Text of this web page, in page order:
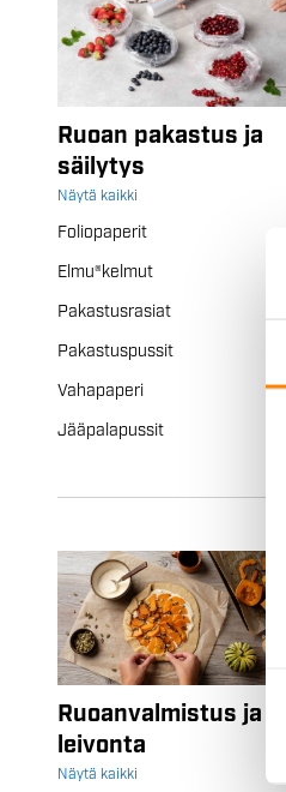
Ruoan pakastus ja
säilytys
Näytä kaikki
Foliopaperit
Elmu®kelmut
Pakastusrasiat
Pakastuspussit
Vahapaperi
Jääpalapussit
Ruoanvalmistus ja
leivonta
Näytä kaikki